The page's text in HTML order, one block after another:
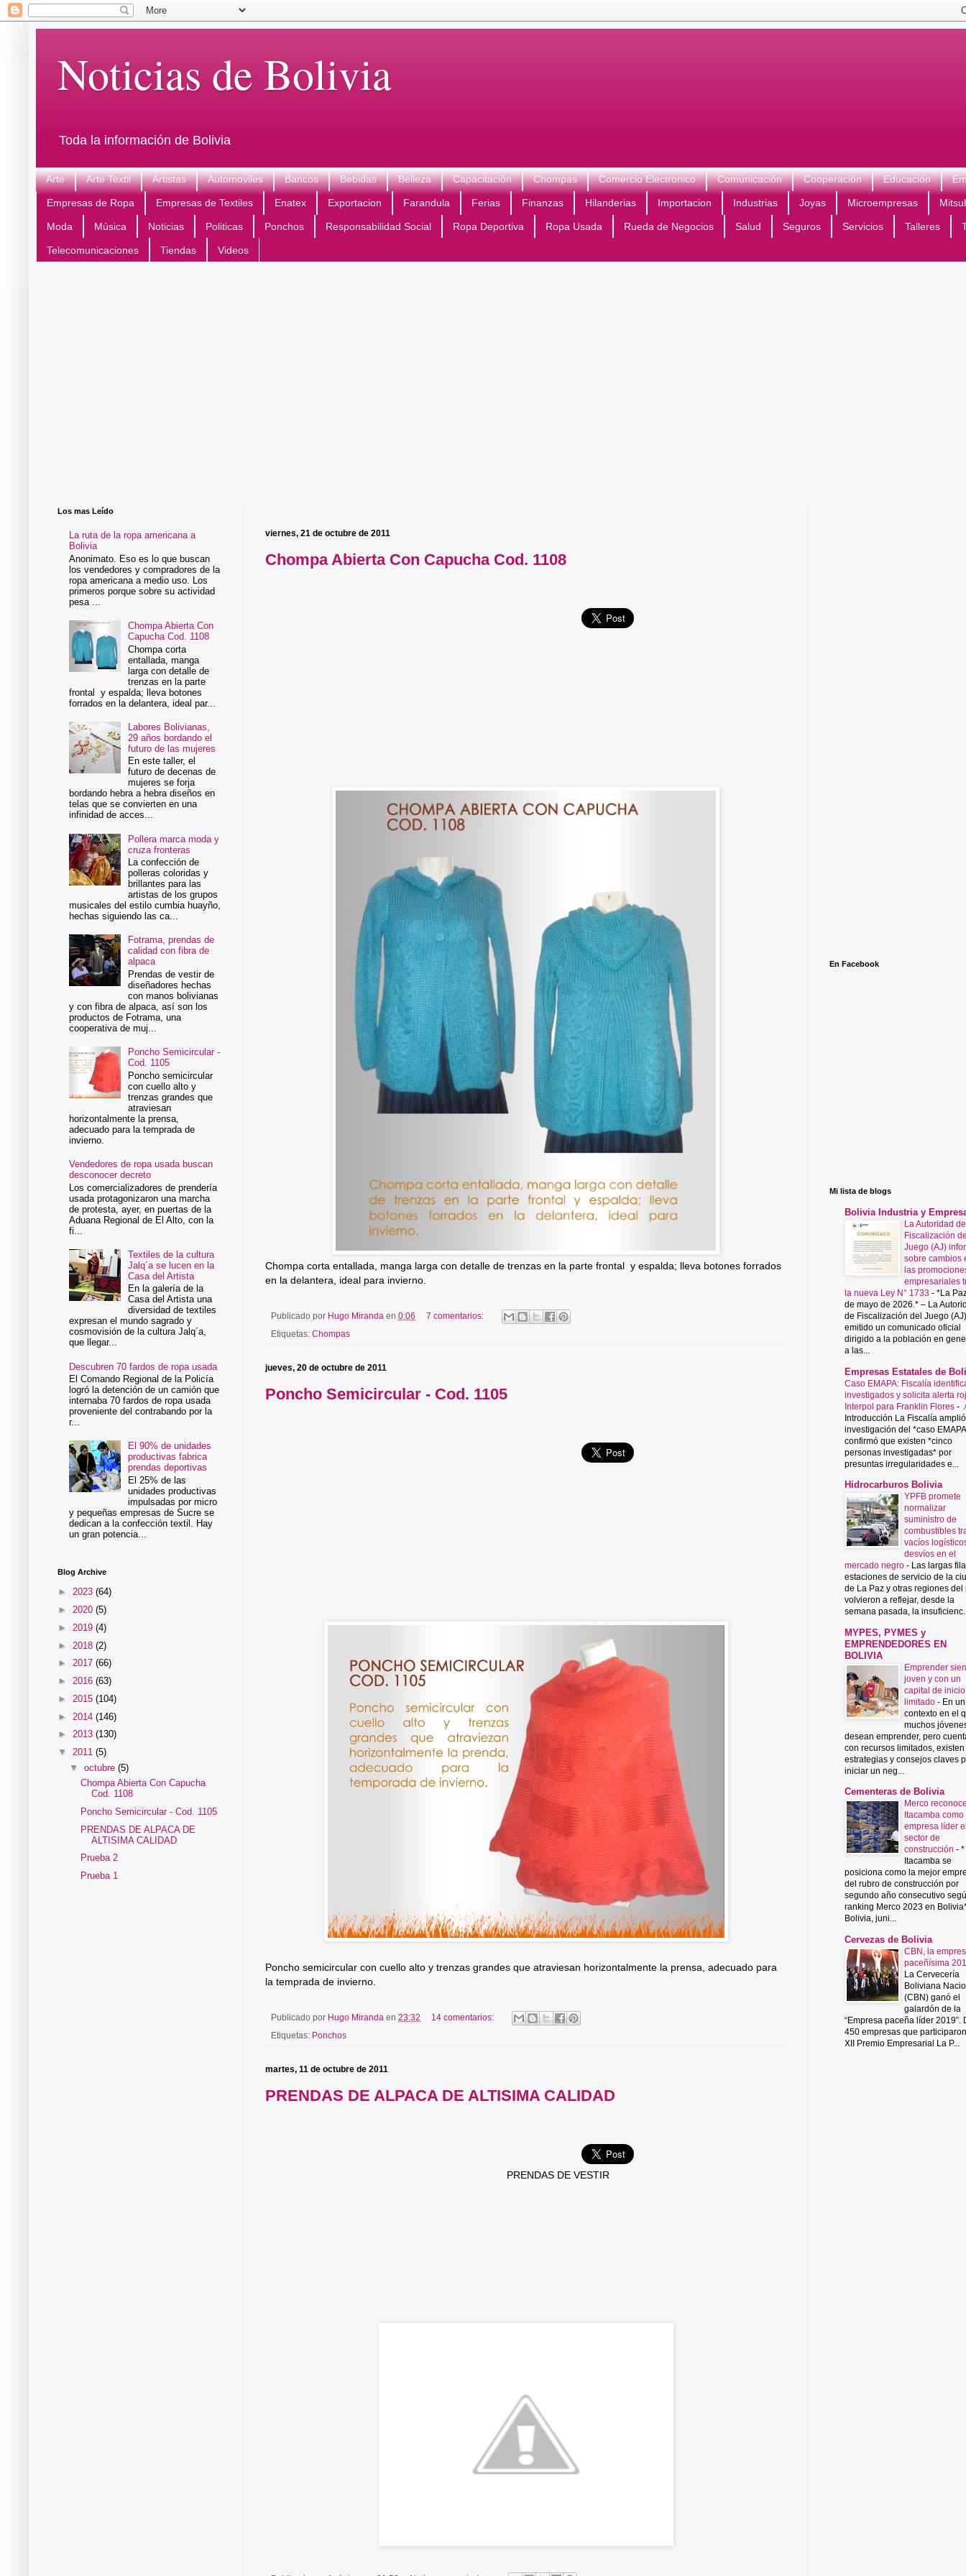
Noticias de Bolivia
Toda la información de Bolivia
Arte Arte Textil Artistas Automoviles Bancos Bebidas Belleza Capacitación Chompas Comercio Electronico Comunicación Cooperación Educación
Empresas de Ropa Empresas de Textiles Enatex Exportacion Farandula Ferias Finanzas Hilanderias Importacion Industrias Joyas Microempresas
Moda Música Noticias Politicas Ponchos Responsabilidad Social Ropa Deportiva Ropa Usada Rueda de Negocios Salud Seguros Servicios Talleres
Telecomunicaciones Tiendas Videos
viernes, 21 de octubre de 2011
Chompa Abierta Con Capucha Cod. 1108
Chompa corta entallada, manga larga con detalle de trenzas en la parte frontal y espalda; lleva botones forrados
en la delantera, ideal para invierno.
Publicado por Hugo Miranda en 0:06
7 comentarios:
Etiquetas: Chompas
jueves, 20 de octubre de 2011
Poncho Semicircular - Cod. 1105
Poncho semicircular con cuello alto y trenzas grandes que atraviesan horizontalmente la prensa, adecuado para
la temprada de invierno.
Publicado por Hugo Miranda en 23:32
14 comentarios:
Etiquetas: Ponchos
martes, 11 de octubre de 2011
PRENDAS DE ALPACA DE ALTISIMA CALIDAD
PRENDAS DE VESTIR
Los mas Leído
La ruta de la ropa americana a
Bolivia
Anonimato. Eso es lo que buscan
los vendedores y compradores de la
ropa americana a medio uso. Los
primeros porque sobre su actividad
pesa ...
Chompa Abierta Con
Capucha Cod. 1108
Chompa corta
entallada, manga
larga con detalle de
trenzas en la parte
frontal y espalda; lleva botones
forrados en la delantera, ideal par...
Labores Bolivianas,
29 años bordando el
futuro de las mujeres
En este taller, el
futuro de decenas de
mujeres se forja
bordando hebra a hebra diseños en
telas que se convierten en una
infinidad de acces...
Pollera marca moda y
cruza fronteras
La confección de
polleras coloridas y
brillantes para las
artistas de los grupos
musicales del estilo cumbia huayño,
hechas siguiendo las ca...
Fotrama, prendas de
calidad con fibra de
alpaca
Prendas de vestir de
diseñadores hechas
con manos bolivianas
y con fibra de alpaca, así son los
productos de Fotrama, una
cooperativa de muj...
Poncho Semicircular -
Cod. 1105
Poncho semicircular
con cuello alto y
trenzas grandes que
atraviesan
horizontalmente la prensa,
adecuado para la temprada de
invierno.
Vendedores de ropa usada buscan
desconocer decreto
Los comercializadores de prendería
usada protagonizaron una marcha
de protesta, ayer, en puertas de la
Aduana Regional de El Alto, con la
fi...
Textiles de la cultura
Jalq´a se lucen en la
Casa del Artista
En la galería de la
Casa del Artista una
diversidad de textiles
expresan el mundo sagrado y
cosmovisión de la cultura Jalq´a,
que llegar...
Descubren 70 fardos de ropa usada
El Comando Regional de la Policía
logró la detención de un camión que
internaba 70 fardos de ropa usada
proveniente del contrabando por la
r...
El 90% de unidades
productivas fabrica
prendas deportivas
El 25% de las
unidades productivas
impulsadas por micro
y pequeñas empresas de Sucre se
dedican a la confección textil. Hay
un gran potencia...
Blog Archive
► 2023 (64)
► 2020 (5)
► 2019 (4)
► 2018 (2)
► 2017 (66)
► 2016 (63)
► 2015 (104)
► 2014 (146)
► 2013 (130)
▼ 2011 (5)
▼ octubre (5)
Chompa Abierta Con Capucha
Cod. 1108
Poncho Semicircular - Cod. 1105
PRENDAS DE ALPACA DE
ALTISIMA CALIDAD
Prueba 2
Prueba 1
En Facebook
Mi lista de blogs
Bolivia Industria y
La Autoridad de
Fiscalización
Juego (AJ)
sobre cambios
las
empresariales
la nueva Ley N° 1733 - *La
de mayo de 2026.* – La
de Fiscalización del Juego
emitido un comunicado oficial
dirigido a la población en
a las...
Empresas Estatales de
Caso EMAPA: Fiscalía
investigados y solicita alerta
Interpol para Franklin Flores -
Introducción La Fiscalía
investigación del *caso
confirmó que existen *cinco
personas investigadas* por
presuntas irregularidades e...
Hidrocarburos Bolivia
YPFB promete
normalizar
suministro de
combustibles
vacíos
desvíos en el
mercado negro - Las largas
estaciones de servicio de la
de La Paz y otras regiones del
volvieron a reflejar, desde la
semana pasada, la
MYPES, PYMES y
EMPRENDEDORES EN
BOLIVIA
Emprender
joven y con un
capital de inicio
limitado - En un
contexto en el
muchos
desean emprender, pero
con recursos limitados, existen
estrategias y consejos claves
iniciar un neg...
Cementeras de Bolivia
Merco
Itacamba como
empresa líder
sector de
construcción - *
Itacamba se
posiciona como la mejor
del rubro de construcción por
segundo año consecutivo
ranking Merco 2023 en
Bolivia, juni...
Cervezas de Bolivia
CBN, la
paceñísima
La Cervecería
Boliviana
(CBN) ganó el
galardón de la
“Empresa paceña líder 2019”.
450 empresas que
XII Premio Empresarial La P...